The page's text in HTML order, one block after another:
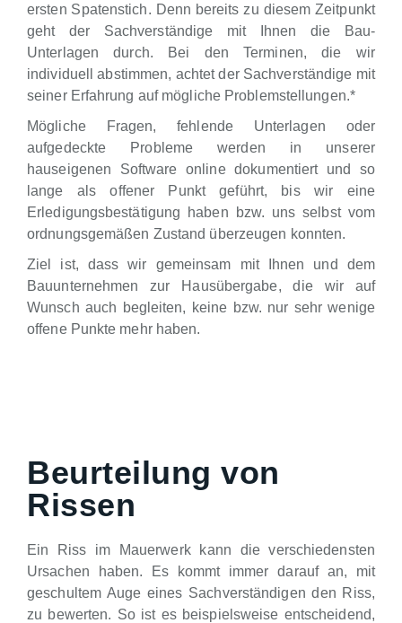
ersten Spatenstich. Denn bereits zu diesem Zeitpunkt
geht der Sachverständige mit Ihnen die Bau-
Unterlagen durch. Bei den Terminen, die wir
individuell abstimmen, achtet der Sachverständige mit
seiner Erfahrung auf mögliche Problemstellungen.*
Mögliche Fragen, fehlende Unterlagen oder
aufgedeckte Probleme werden in unserer
hauseigenen Software online dokumentiert und so
lange als offener Punkt geführt, bis wir eine
Erledigungsbestätigung haben bzw. uns selbst vom
ordnungsgemäßen Zustand überzeugen konnten.
Ziel ist, dass wir gemeinsam mit Ihnen und dem
Bauunternehmen zur Hausübergabe, die wir auf
Wunsch auch begleiten, keine bzw. nur sehr wenige
offene Punkte mehr haben.
Beurteilung von
Rissen
Ein Riss im Mauerwerk kann die verschiedensten
Ursachen haben. Es kommt immer darauf an, mit
geschultem Auge eines Sachverständigen den Riss,
zu bewerten. So ist es beispielsweise entscheidend,